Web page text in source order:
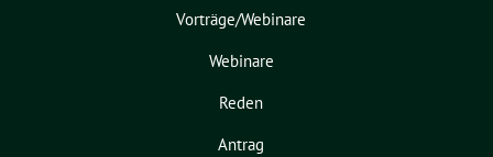
Vorträge/Webinare
Webinare
Reden
Antrag